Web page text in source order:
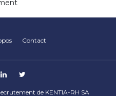
Contact
de KENTIA-RH SA